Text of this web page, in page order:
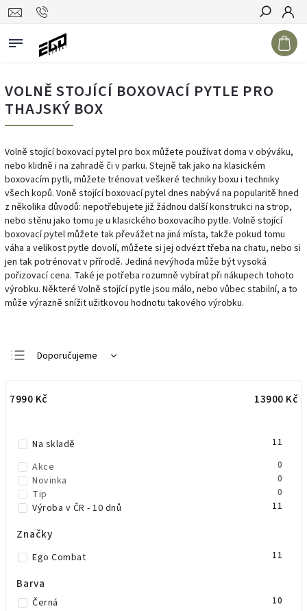
Hledat
VOLNĚ STOJÍCÍ BOXOVACÍ PYTLE PRO
THAJSKÝ BOX
Volně stojící boxovací pytel pro box můžete používat doma v obýváku,
nebo klidně i na zahradě či v parku. Stejně tak jako na klasickém
boxovacím pytli, můžete trénovat veškeré techniky boxu i techniky
všech kopů. Voně stojící boxovací pytel dnes nabývá na popularitě hned
z několika důvodů: nepotřebujete již žádnou další konstrukci na strop,
nebo stěnu jako tomu je u klasického boxovacího pytle. Volně stojící
boxovací pytel můžete tak převážet na jiná místa, takže pokud tomu
váha a velikost pytle dovolí, můžete si jej odvézt třeba na chatu, nebo si
jen tak potrénovat v přírodě. Jediná nevýhoda může být vysoká
pořizovací cena. Také je potřeba rozumně vybírat při nákupech tohoto
výrobku. Některé Volně stojící pytle jsou málo, nebo vůbec stabilní, a to
může výrazně snížit užitkovou hodnotu takového výrobku.
Doporučujeme
Nejdražší
Abecedně
7990 Kč 13900 Kč
Na skladě 11
Akce 0
Novinka 0
Tip 0
Výroba v ČR - 10 dnů 11
Značky
Ego Combat 11
Barva
Černá 10